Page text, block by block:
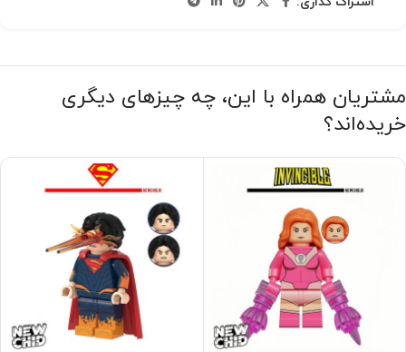
مشتریان همراه با این، چه چیزهای دیگری
خریده‌اند؟